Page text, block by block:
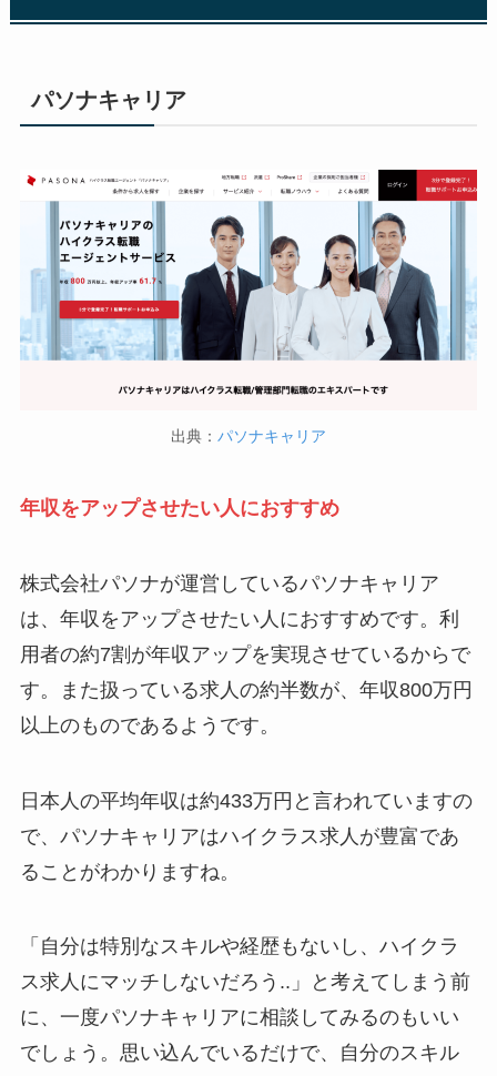
パソナキャリア
出典： パソナキャリア
年収をアップさせたい人におすすめ
株式会社パソナが運営しているパソナキャリア
は、年収をアップさせたい人におすすめです。利
用者の約7割が年収アップを実現させているからで
す。また扱っている求人の約半数が、年収800万円
以上のものであるようです。
日本人の平均年収は約433万円と言われていますの
で、パソナキャリアはハイクラス求人が豊富であ
ることがわかりますね。
「自分は特別なスキルや経歴もないし、ハイクラ
ス求人にマッチしないだろう..」と考えてしまう前
に、一度パソナキャリアに相談してみるのもいい
でしょう。思い込んでいるだけで、自分のスキル